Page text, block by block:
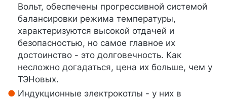
Вольт, обеспечены прогрессивной системой
балансировки режима температуры,
характеризуются высокой отдачей и
безопасностью, но самое главное их
достоинство - это долговечность. Как
несложно догадаться, цена их больше, чем у
ТЭНовых.
Индукционные электрокотлы - у них в